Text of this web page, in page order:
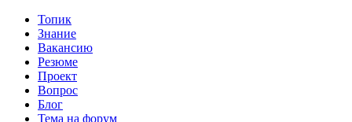
Топик
Знание
Вакансию
Резюме
Проект
Вопрос
Блог
Тема на форум